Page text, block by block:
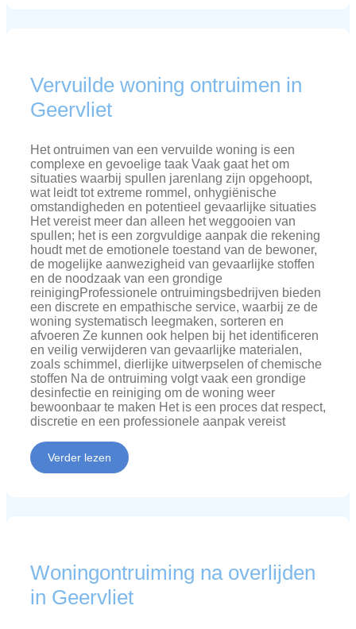
Vervuilde woning ontruimen in
Geervliet
Het ontruimen van een vervuilde woning is een
complexe en gevoelige taak Vaak gaat het om
situaties waarbij spullen jarenlang zijn opgehoopt,
wat leidt tot extreme rommel, onhygiënische
omstandigheden en potentieel gevaarlijke situaties
Het vereist meer dan alleen het weggooien van
spullen; het is een zorgvuldige aanpak die rekening
houdt met de emotionele toestand van de bewoner,
de mogelijke aanwezigheid van gevaarlijke stoffen
en de noodzaak van een grondige
reinigingProfessionele ontruimingsbedrijven bieden
een discrete en empathische service, waarbij ze de
woning systematisch leegmaken, sorteren en
afvoeren Ze kunnen ook helpen bij het identificeren
en veilig verwijderen van gevaarlijke materialen,
zoals schimmel, dierlijke uitwerpselen of chemische
stoffen Na de ontruiming volgt vaak een grondige
desinfectie en reiniging om de woning weer
bewoonbaar te maken Het is een proces dat respect,
discretie en een professionele aanpak vereist
Verder lezen
Woningontruiming na overlijden
in Geervliet